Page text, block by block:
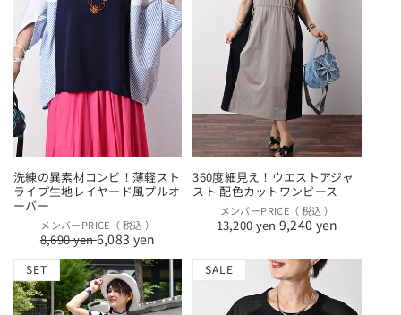
洗練の異素材コンビ！薄軽スト
ライプ生地レイヤード風プルオ
ーバー
通
常
価
格
セ
ー
ル
価
格
メンバーPRICE（ 税込 ）
8,690 yen6,083 yen
360度細見え！ウエストアジャ
スト 配色カットワンピース
通
常
格
セ
ー
価
格
メンバーPRICE（ 税込 ）
13,200 yen9,240 yen
SET SALE